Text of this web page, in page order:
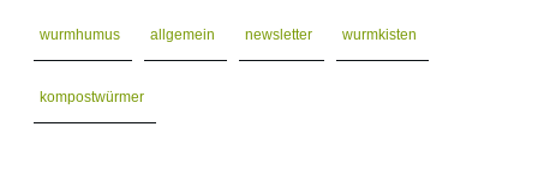
wurmhumus allgemein newsletter wurmkisten
kompostwürmer